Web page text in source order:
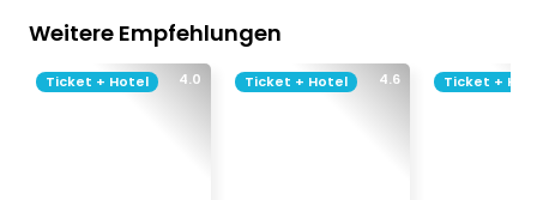
Weitere Empfehlungen
4.0
Ticket + Hotel 4.6
Ticket + Hotel Ticket +